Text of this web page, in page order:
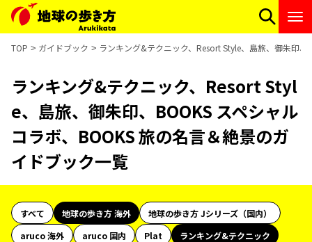
TOP ガイドブック ランキング&テクニック、Resort Style、島旅、御朱印
ランキング&テクニック、Resort Styl
e、島旅、御朱印、BOOKS スペシャル
コラボ、BOOKS 旅の名言＆絶景のガ
イドブック一覧
すべて 地球の歩き方 海外
地球の歩き方 Jシリーズ（国内）
aruco 海外
aruco 国内 Plat
ランキング&テクニック